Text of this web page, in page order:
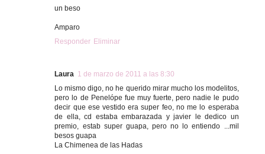
un beso
Amparo
Responder Eliminar
Laura 1 de marzo de 2011 a las 8:30
Lo mismo digo, no he querido mirar mucho los modelitos,
pero lo de Penelópe fue muy fuerte, pero nadie le pudo
decir que ese vestido era super feo, no me lo esperaba
de ella, cd estaba embarazada y javier le dedico un
premio, estab super guapa, pero no lo entiendo ...mil
besos guapa
La Chimenea de las Hadas